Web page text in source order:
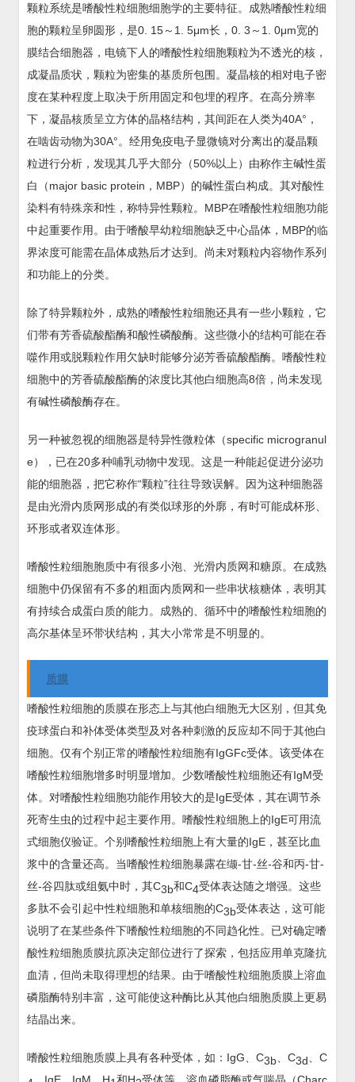
颗粒系统是嗜酸性粒细胞细胞学的主要特征。成熟嗜酸性粒细
胞的颗粒呈卵圆形，是0. 15～1. 5μm长，0. 3～1. 0μm宽的
膜结合细胞器，电镜下人的嗜酸性粒细胞颗粒为不透光的核，
成凝晶质状，颗粒为密集的基质所包围。凝晶核的相对电子密
度在某种程度上取决于所用固定和包埋的程序。在高分辨率
下，凝晶核质呈立方体的晶格结构，其间距在人类为40A°，
在啮齿动物为30A°。经用免疫电子显微镜对分离出的凝晶颗
粒进行分析，发现其几乎大部分（50%以上）由称作主碱性蛋
白（major basic protein，MBP）的碱性蛋白构成。其对酸性
染料有特殊亲和性，称特异性颗粒。MBP在嗜酸性粒细胞功能
中起重要作用。由于嗜酸早幼粒细胞缺乏中心晶体，MBP的临
界浓度可能需在晶体成熟后才达到。尚未对颗粒内容物作系列
和功能上的分类。
除了特异颗粒外，成熟的嗜酸性粒细胞还具有一些小颗粒，它
们带有芳香硫酸酯酶和酸性磷酸酶。这些微小的结构可能在吞
噬作用或脱颗粒作用欠缺时能够分泌芳香硫酸酯酶。嗜酸性粒
细胞中的芳香硫酸酯酶的浓度比其他白细胞高8倍，尚未发现
有碱性磷酸酶存在。
另一种被忽视的细胞器是特异性微粒体（specific microgranul
e），已在20多种哺乳动物中发现。这是一种能起促进分泌功
能的细胞器，把它称作“颗粒”往往导致误解。因为这种细胞器
是由光滑内质网形成的有类似球形的外廓，有时可能成杯形、
环形或者双连体形。
嗜酸性粒细胞胞质中有很多小泡、光滑内质网和糖原。在成熟
细胞中仍保留有不多的粗面内质网和一些串状核糖体，表明其
有持续合成蛋白质的能力。成熟的、循环中的嗜酸性粒细胞的
高尔基体呈环带状结构，其大小常常是不明显的。
质膜
嗜酸性粒细胞的质膜在形态上与其他白细胞无大区别，但其免
疫球蛋白和补体受体类型及对各种刺激的反应却不同于其他白
细胞。仅有个别正常的嗜酸性粒细胞有IgGFc受体。该受体在
嗜酸性粒细胞增多时明显增加。少数嗜酸性粒细胞还有IgM受
体。对嗜酸性粒细胞功能作用较大的是IgE受体，其在调节杀
死寄生虫的过程中起主要作用。嗜酸性粒细胞上的IgE可用流
式细胞仪验证。个别嗜酸性粒细胞上有大量的IgE，甚至比血
浆中的含量还高。当嗜酸性粒细胞暴露在缬-甘-丝-谷和丙-甘-
丝-谷四肽或组氨中时，其C3b和C4受体表达随之增强。这些
多肽不会引起中性粒细胞和单核细胞的C3b受体表达，这可能
说明了在某些条件下嗜酸性粒细胞的不同趋化性。已对确定嗜
酸性粒细胞质膜抗原决定部位进行了探索，包括应用单克隆抗
血清，但尚未取得理想的结果。由于嗜酸性粒细胞质膜上溶血
磷脂酶特别丰富，这可能使这种酶比从其他白细胞质膜上更易
结晶出来。
嗜酸性粒细胞质膜上具有各种受体，如：IgG、C3b 、C3d 、C